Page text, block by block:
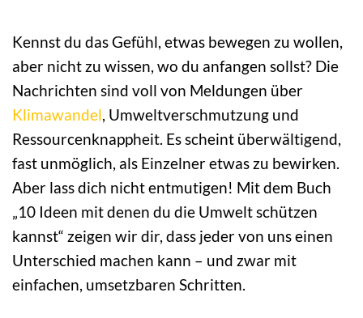
Kennst du das Gefühl, etwas bewegen zu wollen,
aber nicht zu wissen, wo du anfangen sollst? Die
Nachrichten sind voll von Meldungen über
Klimawandel , Umweltverschmutzung und
Ressourcenknappheit. Es scheint überwältigend,
fast unmöglich, als Einzelner etwas zu bewirken.
Aber lass dich nicht entmutigen! Mit dem Buch
„10 Ideen mit denen du die Umwelt schützen
kannst“ zeigen wir dir, dass jeder von uns einen
Unterschied machen kann – und zwar mit
einfachen, umsetzbaren Schritten.